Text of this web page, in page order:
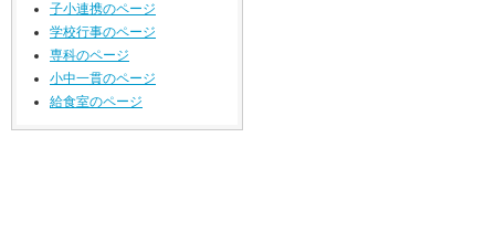
子小連携のページ
学校行事のページ
専科のページ
小中一貫のページ
給食室のページ